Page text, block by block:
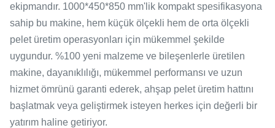
ekipmandır. 1000*450*850 mm'lik kompakt spesifikasyona
sahip bu makine, hem küçük ölçekli hem de orta ölçekli
pelet üretim operasyonları için mükemmel şekilde
uygundur. %100 yeni malzeme ve bileşenlerle üretilen
makine, dayanıklılığı, mükemmel performansı ve uzun
hizmet ömrünü garanti ederek, ahşap pelet üretim hattını
başlatmak veya geliştirmek isteyen herkes için değerli bir
yatırım haline getiriyor.